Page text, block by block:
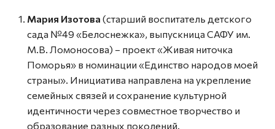
Мария Изотова (старший воспитатель детского
сада №49 «Белоснежка», выпускница САФУ им.
М.В. Ломоносова) – проект «Живая ниточка
Поморья» в номинации «Единство народов моей
страны». Инициатива направлена на укрепление
семейных связей и сохранение культурной
идентичности через совместное творчество и
образование разных поколений.